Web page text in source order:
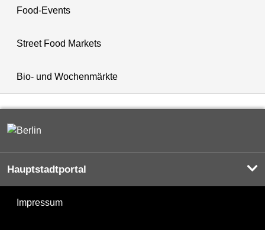
Food-Events
Street Food Markets
Bio- und Wochenmärkte
Hauptstadtportal
Impressum